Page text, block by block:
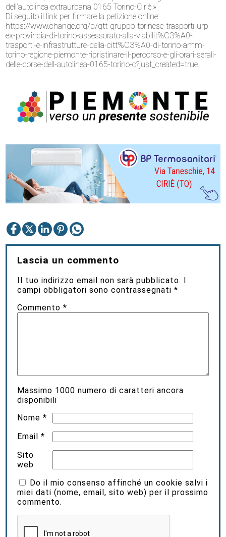
dell’autolinea extraurbana 0165 Torino-Ciriè.»
Di seguito il link per firmare la petizione online:
https://www.change.org/p/gtt-gruppo-torinese-trasporti-urp-
ex-provincia-di-torino-assessorato-alla-viabilit%C3%A0-
trasporti-e-infrastrutture-della-citt%C3%A0-di-torino-amm-
torino-regione-piemonte-ripristinare-il-percorso-e-gli-orari-serali-
delle-corse-dell-autolinea-0165-torino-c?just_created=true
Lascia un commento
Il tuo indirizzo email non sarà pubblicato. I
campi obbligatori sono contrassegnati*
Commento*
Massimo 1000 numero di caratteri ancora
disponibili
Nome*
Email*
Sito
web
Do il mio consenso affinché un cookie salvi i
miei dati (nome, email, sito web) per il prossimo
commento.